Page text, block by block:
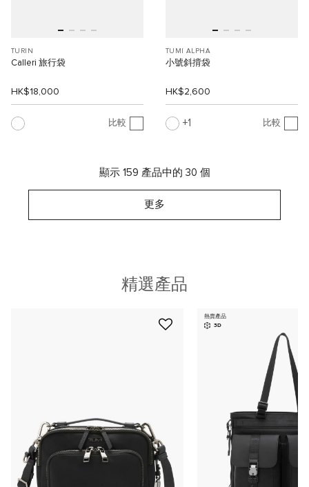
TURIN
Calleri 旅行袋
HK$18,000
比較
TUMI ALPHA
小號斜揹袋
HK$2,600
1 比較
顯示 159 產品中的 30 個
更多
精選產品
熱賣產品
3D